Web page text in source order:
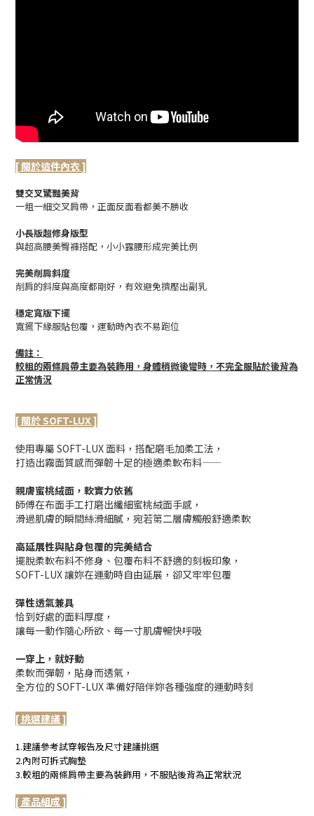
[ 關於這件內衣 ]
雙交叉驚豔美背
一粗一細交叉肩帶，正面反面看都美不勝收
小長版超修身版型
與超高腰美臀褲搭配，小小露腰形成完美比例
完美削肩斜度
削肩的斜度與高度都剛好，有效避免擠壓出副乳
穩定寬版下擺
寬擺下緣服貼包覆，運動時內衣不易跑位
備註：
較粗的兩條肩帶主要為裝飾用，身體稍微後彎時，不完全服貼於後背為
正常情況
[ 關於 SOFT-LUX ]
使用專屬 SOFT-LUX 面料，搭配磨毛加柔工法，
打造出霧面質感而彈韌十足的極適柔軟布料——
親膚蜜桃絨面，軟實力依舊
師傅在布面手工打磨出纖細蜜桃絨面手感，
滑過肌膚的瞬間絲滑細膩，宛若第二層膚觸般舒適柔軟
高延展性與貼身包覆的完美結合
擺脫柔軟布料不修身、包覆布料不舒適的刻板印象，
SOFT-LUX 讓妳在運動時自由延展，卻又牢牢包覆
彈性透氣兼具
恰到好處的面料厚度，
讓每一動作隨心所欲、每一寸肌膚暢快呼吸
一穿上，就好動
柔軟而彈韌，貼身而透氣，
全方位的 SOFT-LUX 準備好陪伴妳各種強度的運動時刻
[ 挑選建議 ]
1.建議參考試穿報告及尺寸建議挑選
2.內附可拆式胸墊
3.較粗的兩條肩帶主要為裝飾用，不服貼後背為正常狀況
[ 產品組成 ]